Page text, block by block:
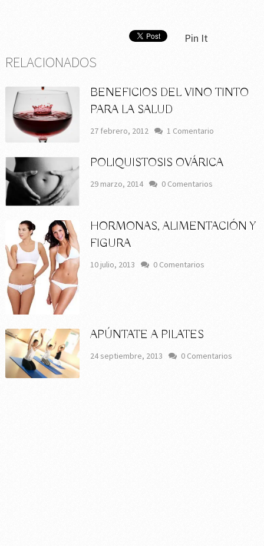
Pin It
RELACIONADOS
BENEFICIOS DEL VINO TINTO
PARA LA SALUD
27 febrero, 2012 1 Comentario
POLIQUISTOSIS OVÁRICA
29 marzo, 2014 0 Comentarios
HORMONAS, ALIMENTACIÓN Y
FIGURA
10 julio, 2013 0 Comentarios
APÚNTATE A PILATES
24 septiembre, 2013 0 Comentarios